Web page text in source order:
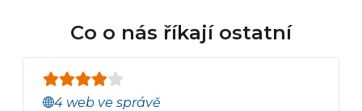
Co o nás říkají ostatní
4 web ve správě